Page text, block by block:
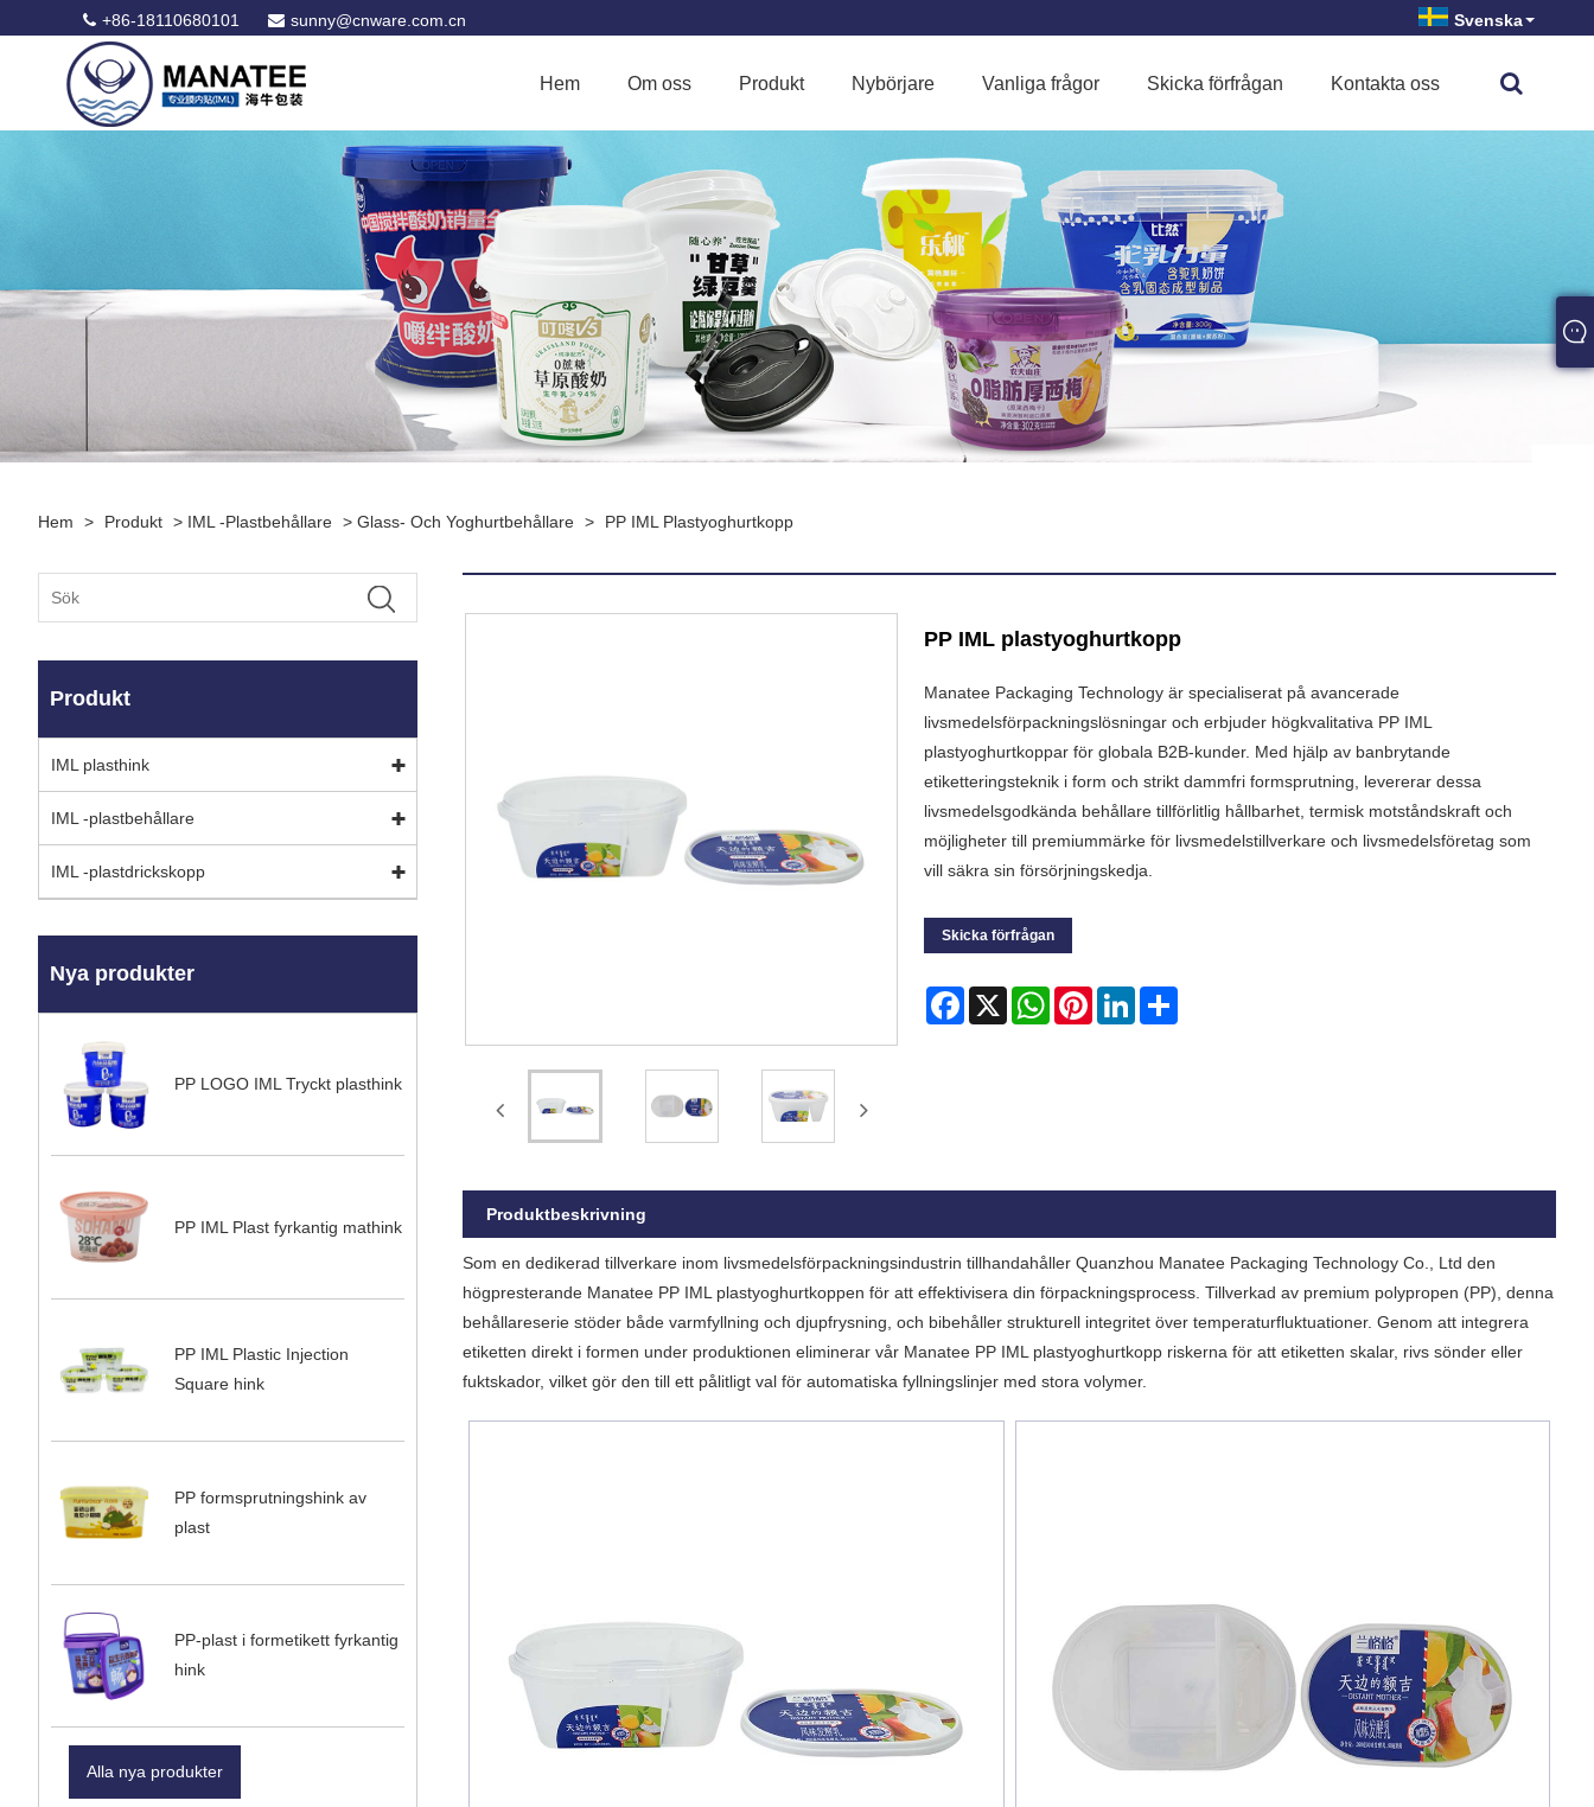
+86-18110680101 sunny@cnware.com.cn Svenska
Hem Om oss Produkt Nybörjare Vanliga frågor Skicka förfrågan Kontakta oss
Hem > Produkt > IML -plastbehållare > Glass- Och Yoghurtbehållare > PP IML Plastyoghurtkopp
Produkt
IML plasthink
IML -plastbehållare
IML -plastdrickskopp
Nya produkter
PP LOGO IML Tryckt plasthink
PP IML Plast fyrkantig mathink
PP IML Plastic Injection
Square hink
PP formsprutningshink av
plast
PP-plast i formetikett fyrkantig
hink
Alla nya produkter
PP IML plastyoghurtkopp
Manatee Packaging Technology är specialiserat på avancerade
livsmedelsförpackningslösningar och erbjuder högkvalitativa PP IML
plastyoghurtkoppar för globala B2B-kunder. Med hjälp av banbrytande
etiketteringsteknik i form och strikt dammfri formsprutning, levererar dessa
livsmedelsgodkända behållare tillförlitlig hållbarhet, termisk motståndskraft och
möjligheter till premiummärke för livsmedelstillverkare och livsmedelsföretag som
vill säkra sin försörjningskedja.
Skicka förfrågan
Facebook
X WhatsAppPinterestLinkedIn
Produktbeskrivning
Som en dedikerad tillverkare inom livsmedelsförpackningsindustrin tillhandahåller Quanzhou Manatee Packaging Technology Co., Ltd den
högpresterande Manatee PP IML plastyoghurtkoppen för att effektivisera din förpackningsprocess. Tillverkad av premium polypropen (PP), denna
behållareserie stöder både varmfyllning och djupfrysning, och bibehåller strukturell integritet över temperaturfluktuationer. Genom att integrera
etiketten direkt i formen under produktionen eliminerar vår Manatee PP IML plastyoghurtkopp riskerna för att etiketten skalar, rivs sönder eller
fuktskador, vilket gör den till ett pålitligt val för automatiska fyllningslinjer med stora volymer.